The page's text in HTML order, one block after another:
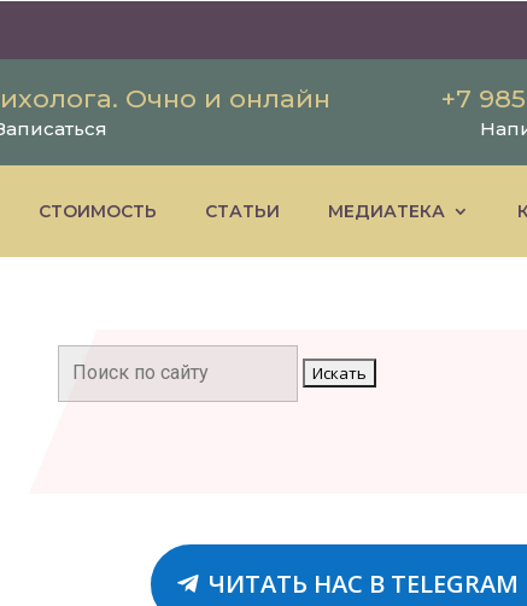
Очно и онлайн +7
СТОИМОСТЬ СТАТЬИ МЕДИАТЕКА
ЧИТАТЬ НАС В TELEGRAM